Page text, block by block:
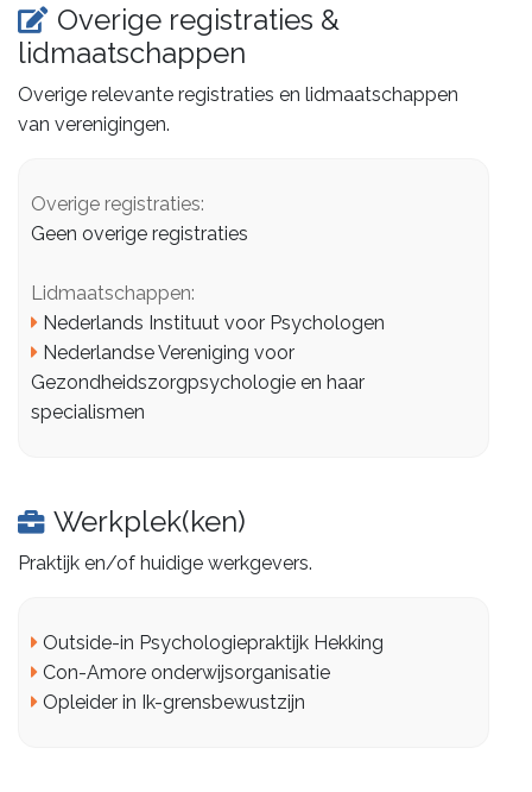
Overige registraties &
lidmaatschappen
Overige relevante registraties en lidmaatschappen
van verenigingen.
Overige registraties:
Geen overige registraties
Lidmaatschappen:
Nederlands Instituut voor Psychologen
Nederlandse Vereniging voor
Gezondheidszorgpsychologie en haar
specialismen
Werkplek(ken)
Praktijk en/of huidige werkgevers.
Outside-in Psychologiepraktijk Hekking
Con-Amore onderwijsorganisatie
Opleider in Ik-grensbewustzijn